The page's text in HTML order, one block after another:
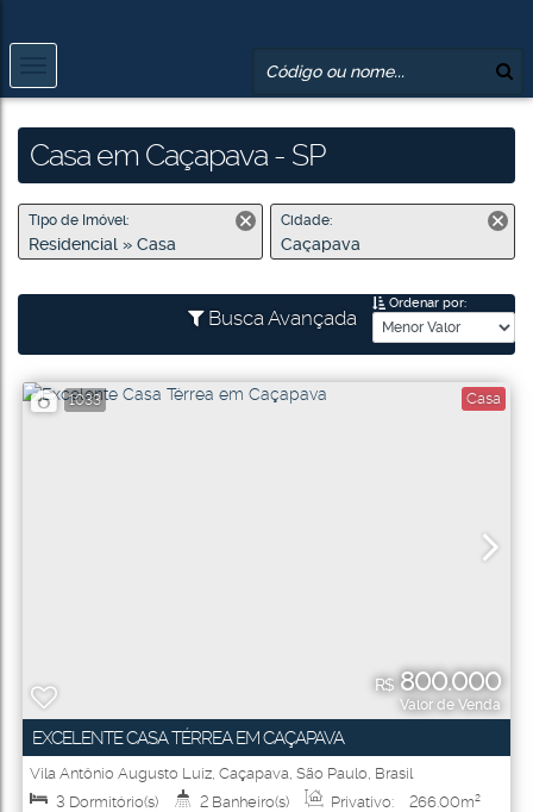
Casa em Caçapava - SP
Tipo de Imóvel:
Residencial » Casa
Cidade:
Caçapava
Busca Avançada
Ordenar por:
1033 Casa
R$800.000
Valor de Venda
EXCELENTE CASA TÉRREA EM CAÇAPAVA
Vila Antônio Augusto Luiz, Caçapava, São Paulo, Brasil
3 Dormitório(s) 2 Banheiro(s) Privativo: 266.00m²